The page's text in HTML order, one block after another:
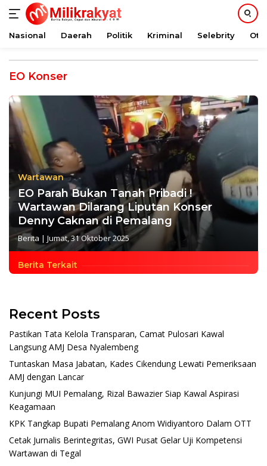
konten
Nasional Daerah Politik Kriminal Selebrity
EO Konser
Wartawan
EO Parah Bukan Tanah Pribadi !
Wartawan Dilarang Liputan Konser
Denny Caknan di Pemalang
Berita | Jumat, 31 Oktober 2025
Berita Terkait
Recent Posts
Pastikan Tata Kelola Transparan, Camat Pulosari Kawal
Langsung AMJ Desa Nyalembeng
Tuntaskan Masa Jabatan, Kades Cikendung Lewati Pemeriksaan
AMJ dengan Lancar
Kunjungi MUI Pemalang, Rizal Bawazier Siap Kawal Aspirasi
Keagamaan
KPK Tangkap Bupati Pemalang Anom Widiyantoro Dalam OTT
Cetak Jurnalis Berintegritas, GWI Pusat Gelar Uji Kompetensi
Wartawan di Tegal